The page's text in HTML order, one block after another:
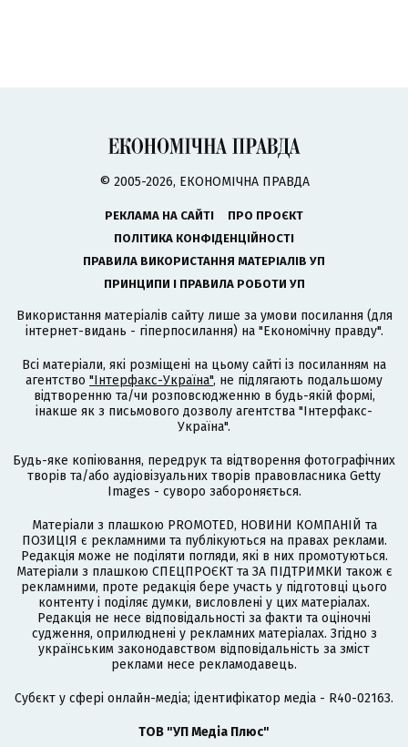
© 2005-2026, ЕКОНОМІЧНА ПРАВДА
РЕКЛАМА НА САЙТІ
ПРО ПРОЄКТ
ПОЛІТИКА КОНФІДЕНЦІЙНОСТІ
ПРАВИЛА ВИКОРИСТАННЯ МАТЕРІАЛІВ УП
ПРИНЦИПИ І ПРАВИЛА РОБОТИ УП
Використання матеріалів сайту лише за умови посилання (для
інтернет-видань - гіперпосилання) на "Економічну правду".
Всі матеріали, які розміщені на цьому сайті із посиланням на
агентство "Інтерфакс-Україна", не підлягають подальшому
відтворенню та/чи розповсюдженню в будь-якій формі,
інакше як з письмового дозволу агентства "Інтерфакс-
Україна".
Будь-яке копіювання, передрук та відтворення фотографічних
творів та/або аудіовізуальних творів правовласника Getty
Images - суворо забороняється.
Матеріали з плашкою PROMOTED, НОВИНИ КОМПАНІЙ та
ПОЗИЦІЯ є рекламними та публікуються на правах реклами.
Редакція може не поділяти погляди, які в них промотуються.
Матеріали з плашкою СПЕЦПРОЄКТ та ЗА ПІДТРИМКИ також є
рекламними, проте редакція бере участь у підготовці цього
контенту і поділяє думки, висловлені у цих матеріалах.
Редакція не несе відповідальності за факти та оціночні
судження, оприлюднені у рекламних матеріалах. Згідно з
українським законодавством відповідальність за зміст
реклами несе рекламодавець.
Cубєкт у сфері онлайн-медіа; ідентифікатор медіа - R40-02163.
ТОВ "УП Медіа Плюс"